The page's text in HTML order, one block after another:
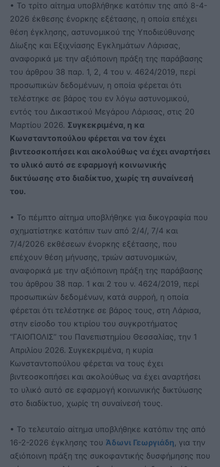
• Το τρίτο αίτημα υποβλήθηκε κατόπιν της από 8-4-
2026 έκθεσης ένορκης εξέτασης, η οποία επέχει
θέση έγκλησης, αστυνομικού της Υποδιεύθυνσης
Δίωξης και Εξιχνίασης Εγκλημάτων Λάρισας,
αναφορικά με την αξιόποινη πράξη της παράβασης
του άρθρου 38 παρ. 1, 2, 4 του ν. 4624/2019, περί
προσωπικών δεδομένων, η οποία φέρεται ότι
τελέστηκε σε βάρος του εν λόγω αστυνομικού,
εντός του Δικαστικού Μεγάρου Λάρισας, στις 20
Μαρτίου 2026. Συγκεκριμένα, η κα
Κωνσταντοπούλου φέρεται να τον έχει
βιντεοσκοπήσει και ακολούθως να έχει αναρτήσει
το υλικό αυτό σε εφαρμογή κοινωνικής
δικτύωσης στο διαδίκτυο, χωρίς τη συναίνεσή
του.
• Το πέμπτο αίτημα υποβλήθηκε για δικογραφία που
σχηματίστηκε κατόπιν των από 2/4/, 7/4 και
7/4/2026 εκθέσεων ένορκης εξέτασης, που
επέχουν θέση μήνυσης, τριών αστυνομικών,
αναφορικά με την αξιόποινη πράξη της παράβασης
του άρθρου 38 παρ. 1 και 2 του ν. 4624/2019, περί
προσωπικών δεδομένων, κατά συρροή, η οποία
φέρεται ότι τελέστηκε σε βάρος τους, στη Λάρισα,
στην είσοδο του κτιρίου του συγκροτήματος
“ΓΑΙΟΠΟΛΙΣ” του Πανεπιστημίου Θεσσαλίας, την 1
Απριλίου 2026. Συγκεκριμένα, η κυρία
Κωνσταντοπούλου φέρεται να τους έχει
βιντεοσκοπήσει και ακολούθως να έχει αναρτήσει
το υλικό αυτό σε εφαρμογή κοινωνικής δικτύωσης
στο διαδίκτυο, χωρίς τη συναίνεσή τους.
• Το τελευταίο αίτημα υποβλήθηκε κατόπιν της από
16-2-2026 έγκλησης του Άδωνι Γεωργιάδη, για την
αξιόποινη πράξη της συκοφαντικής δυσφήμησης που